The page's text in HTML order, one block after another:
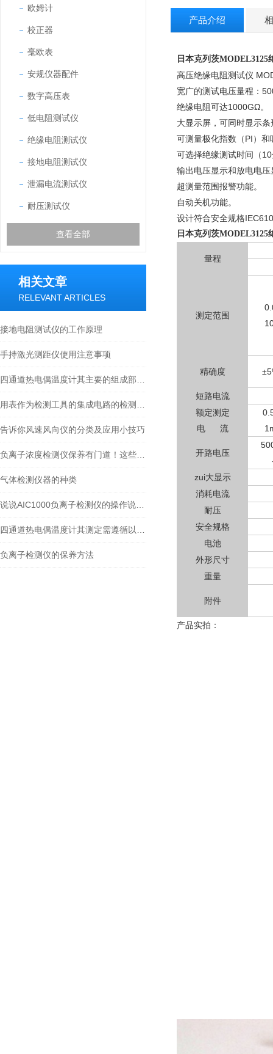
欧姆计
校正器
毫欧表
安规仪器配件
数字高压表
低电阻测试仪
绝缘电阻测试仪
接地电阻测试仪
泄漏电流测试仪
耐压测试仪
查看全部
相关文章
RELEVANT ARTICLES
接地电阻测试仪的工作原理
手持激光测距仪使用注意事项
告诉你风速风向仪的分类及应用小技巧
气体检测仪器的种类
负离子检测仪的保养方法
产品介绍
日本克列茨MODEL3125
高压绝缘电阻测试仪
宽广的测试电压量程：
绝缘电阻可达1000GΩ。
大显示屏，可同时显示
可测量极化指数（PI）和
可选择绝缘测试时间（
输出电压显示和放电电压
超测量范围报警功能。
自动关机功能。
设计符合安全规格
日本克列茨MODEL3125
量程
测定范围
精确度
短路电流
额定测定
电 流
开路电压
zui大显示
消耗电流
耐压
安全规格
电池
外形尺寸
重量
附件
产品实拍：